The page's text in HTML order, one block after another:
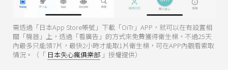
需透過「日本App Store帳號」下載「OiTr」APP，就可以在有設置相
關「機器」上，透過「看廣告」的方式來免費獲得衛生棉，不過25天
內最多只能領7片，最快2小時才能取1片衛生棉，可在APP內觀看索取
情況。（「 日本失心瘋俱樂部 」授權提供）